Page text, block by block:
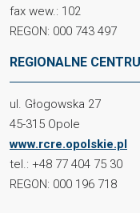
fax wew.: 102
REGON: 000 743 497
REGIONALNE
ul. Głogowska 27
45-315 Opole
www.rcre.opolskie.pl
tel.: +48 77 404 75 30
REGON: 000 196 718